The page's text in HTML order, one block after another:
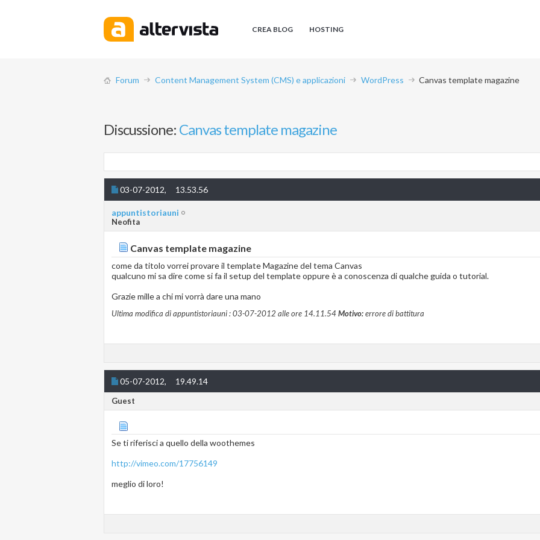
CREA BLOG HOSTING
Forum Content Management System (CMS) e applicazioni WordPress Canvas template magazine
Discussione: Canvas template magazine
03-07-2012, 13.53.56
appuntistoriauni
Neofita
Canvas template magazine
come da titolo vorrei provare il template Magazine del tema Canvas
qualcuno mi sa dire come si fa il setup del template oppure è a conoscenza di qualche guida o tutorial.
Grazie mille a chi mi vorrà dare una mano
Ultima modifica di appuntistoriauni : 03-07-2012 alle ore 14.11.54Motivo:errore di battitura
05-07-2012, 19.49.14
Guest
Se ti riferisci a quello della woothemes
http://vimeo.com/17756149
meglio di loro!